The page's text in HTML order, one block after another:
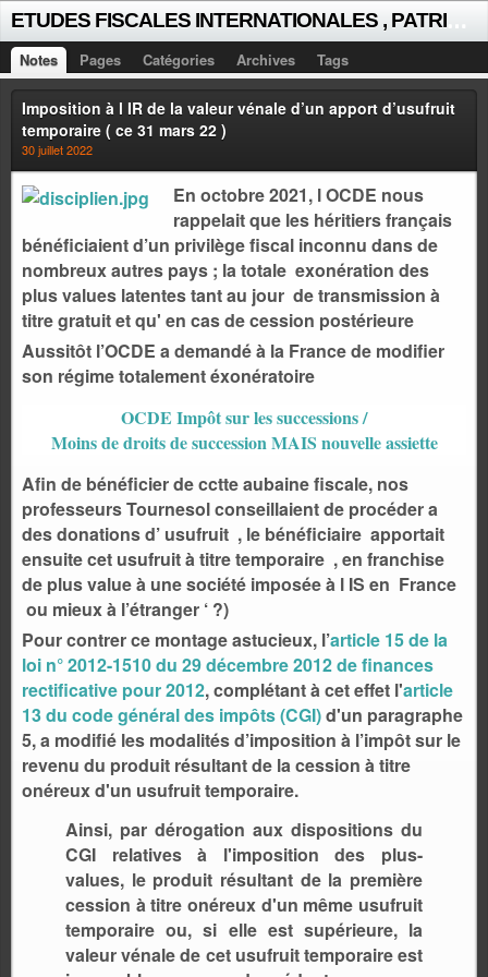
Notes Pages Catégories Archives Tags
Imposition à l IR de la valeur vénale d’un apport d’usufruit
temporaire ( ce 31 mars 22 )
30 juillet 2022
En octobre 2021, l OCDE nous
rappelait que les héritiers français
bénéficiaient d’un privilège fiscal inconnu dans de
nombreux autres pays ; la totale exonération des
plus values latentes tant au jour de transmission à
titre gratuit et qu' en cas de cession postérieure
Aussitôt l’OCDE a demandé à la France de modifier
son régime totalement éxonératoire
OCDE Impôt sur les successions /
Moins de droits de succession MAIS nouvelle assiette
Afin de bénéficier de cctte aubaine fiscale, nos
professeurs Tournesol conseillaient de procéder a
des donations d’ usufruit , le bénéficiaire apportait
ensuite cet usufruit à titre temporaire , en franchise
de plus value à une société imposée à l IS en France
ou mieux à l’étranger ‘ ?)
Pour contrer ce montage astucieux, l’article 15 de la
loi n° 2012-1510 du 29 décembre 2012 de finances
rectificative pour 2012, complétant à cet effet l'article
13 du code général des impôts (CGI)d'un paragraphe
5, a modifié les modalités d’imposition à l’impôt sur le
revenu du produit résultant de la cession à titre
onéreux d'un usufruit temporaire.
Ainsi, par dérogation aux dispositions du
CGI relatives à l'imposition des plus-
values, le produit résultant de la première
cession à titre onéreux d'un même usufruit
temporaire ou, si elle est supérieure, la
valeur vénale de cet usufruit temporaire est